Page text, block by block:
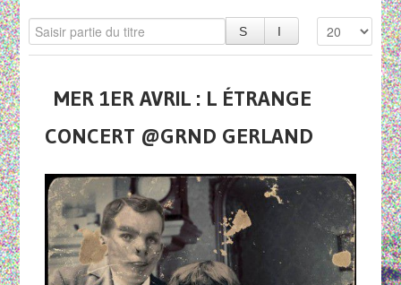
MER 1ER AVRIL : L ÉTRANGE
CONCERT @GRND GERLAND